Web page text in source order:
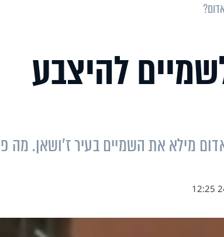
להיצבע
מילא את השמיים בעיר ז'ושאן. מה